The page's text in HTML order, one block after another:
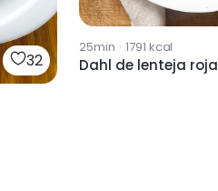
32
25min · 1791 kcal
Dahl de lenteja roja